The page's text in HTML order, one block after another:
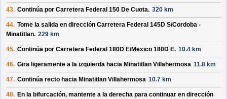
43. Continúa por Carretera Federal 150 De Cuota. 320 km
44. Tome la salida en dirección Carretera Federal 145D S/Cordoba -
Minatitlan. 229 km
45. Continúa por Carretera Federal 180D E/Mexico 180D E. 10.4 km
46. Gira ligeramente a la izquierda hacia Minatitlan Villahermosa 11.8 km
47. Continúa recto hacia Minatitlan Villahermosa 10.7 km
48. En la bifurcación, mantente a la derecha para continuar en dirección